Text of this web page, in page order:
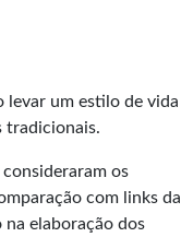
levar um estilo de vida
tradicionais.
os
com links da
elaboração dos